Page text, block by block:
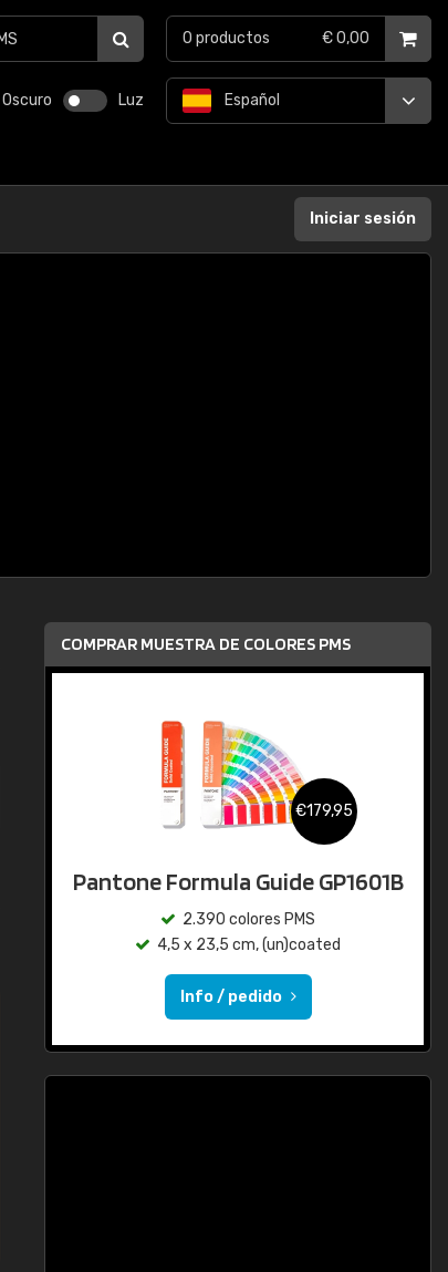
Oscuro Luz Español
0 productos € 0,00
Iniciar sesión
COMPRAR MUESTRA DE COLORES PMS
€179,95
Pantone Formula Guide GP1601B
2.390 colores PMS
4,5 x 23,5 cm, (un)coated
Info / pedido